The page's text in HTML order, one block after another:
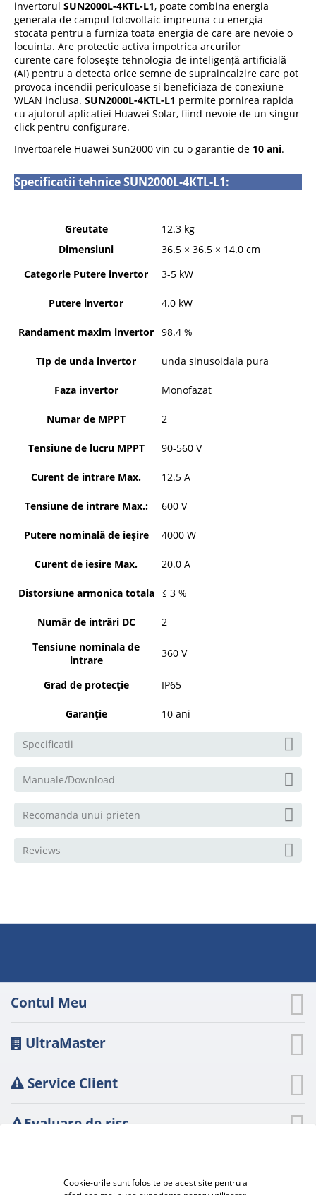
invertorul SUN2000L-4KTL-L1, poate combina energia
generata de campul fotovoltaic impreuna cu energia
stocata pentru a furniza toata energia de care are nevoie o
locuinta. Are protectie activa impotrica arcurilor
curente care folosește tehnologia de inteligență artificială
(AI) pentru a detecta orice semne de supraincalzire care pot
provoca incendii periculoase si beneficiaza de conexiune
WLAN inclusa. SUN2000L-4KTL-L1 permite pornirea rapida
cu ajutorul aplicatiei Huawei Solar, fiind nevoie de un singur
click pentru configurare.
Invertoarele Huawei Sun2000 vin cu o garantie de 10 ani.
Specificatii tehniceSUN2000L-4KTL-L1:
Greutate
12.3 kg
Dimensiuni
36.5 × 36.5 × 14.0 cm
Categorie Putere invertor
3-5 kW
Putere invertor 4.0 kW
Randament maxim invertor 98.4 %
TIp de unda invertor unda sinusoidala pura
Faza invertor Monofazat
Numar de MPPT 2
Tensiune de lucru MPPT 90-560 V
Curent de intrare Max. 12.5 A
Tensiune de intrare Max.: 600 V
Putere nominală de ieșire 4000 W
Curent de iesire Max. 20.0 A
Distorsiune armonica totala ≤ 3 %
Număr de intrări DC
2
Tensiune nominala de
intrare
360 V
Grad de protecție IP65
Garanție 10 ani
Specificatii
Manuale/Download
Recomanda unui prieten
Reviews
Contul Meu
UltraMaster
Service Client
Evaluare de risc
Cookie-urile sunt folosite pe acest site pentru a